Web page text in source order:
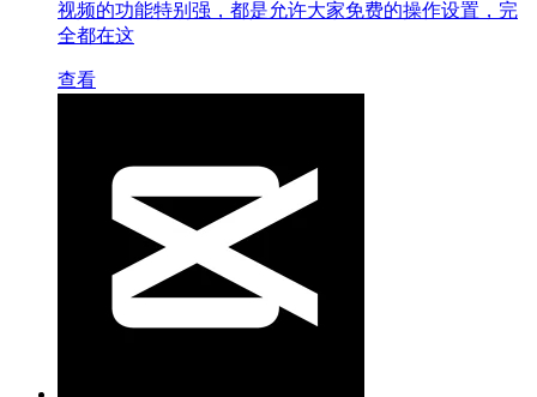
视频的功能特别强，都是允许大家免费的操作设置，完
全都在这
查看